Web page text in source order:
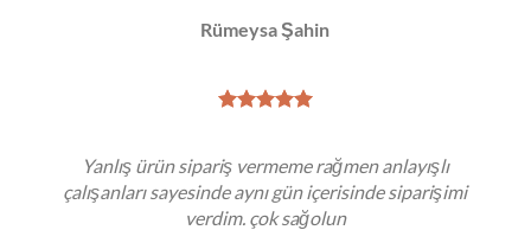
Rümeysa Şahin
Yanlış ürün sipariş vermeme rağmen anlayışlı
çalışanları sayesinde aynı gün içerisinde siparişimi
verdim. çok sağolun